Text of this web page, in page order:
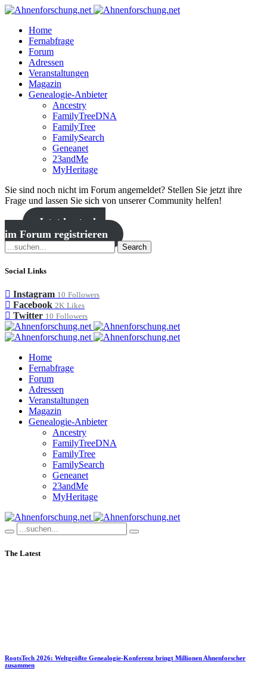
Home
Fernabfrage
Forum
Adressen
Veranstaltungen
Magazin
Genealogie-Anbieter
Ancestry
FamilyTreeDNA
FamilyTree
FamilySearch
Geneanet
23andMe
MyHeritage
Sie sind noch nicht im Forum angemeldet? Stellen Sie jetzt ihre
Frage und lassen Sie sich von unserer Community helfen!
Jetzt kostenlos
im Forum registrieren
Search
Social Links
Instagram 10 Followers
Facebook 2K Likes
Twitter 10 Followers
Home
Fernabfrage
Forum
Adressen
Veranstaltungen
Magazin
Genealogie-Anbieter
Ancestry
FamilyTreeDNA
FamilyTree
FamilySearch
Geneanet
23andMe
MyHeritage
The Latest
RootsTech 2026: Weltgrößte Genealogie-Konferenz bringt Millionen Ahnenforscher
zusammen